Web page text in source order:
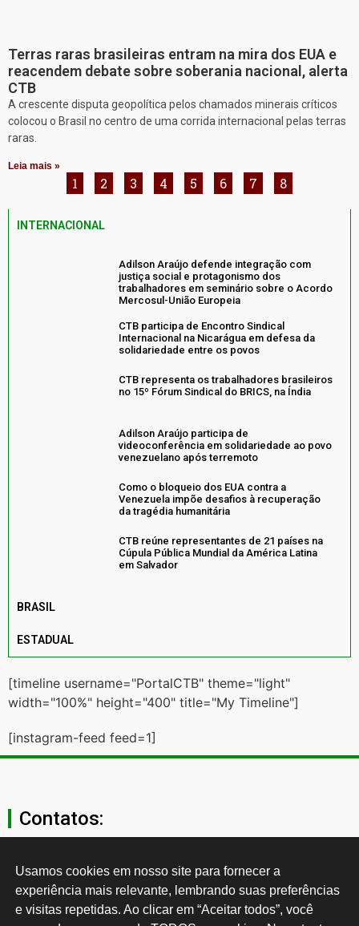
Terras raras brasileiras entram na mira dos EUA e
reacendem debate sobre soberania nacional, alerta
CTB
A crescente disputa geopolítica pelos chamados minerais críticos
colocou o Brasil no centro de uma corrida internacional pelas terras
raras.
Leia mais »
1 2 3 4 5 6 7 8
INTERNACIONAL
Adilson Araújo defende integração com
justiça social e protagonismo dos
trabalhadores em seminário sobre o Acordo
Mercosul-União Europeia
CTB participa de Encontro Sindical
Internacional na Nicarágua em defesa da
solidariedade entre os povos
CTB representa os trabalhadores brasileiros
no 15º Fórum Sindical do BRICS, na Índia
Adilson Araújo participa de
videoconferência em solidariedade ao povo
venezuelano após terremoto
Como o bloqueio dos EUA contra a
Venezuela impõe desafios à recuperação
da tragédia humanitária
CTB reúne representantes de 21 países na
Cúpula Pública Mundial da América Latina
em Salvador
BRASIL
ESTADUAL
[timeline username="PortalCTB" theme="light"
width="100%" height="400" title="My Timeline"]
[instagram-feed feed=1]
Contatos:
secgeral@ctb.org.br
11 3874-0040
Usamos cookies em nosso site para fornecer a
experiência mais relevante, lembrando suas preferências
e visitas repetidas. Ao clicar em “Aceitar todos”, você